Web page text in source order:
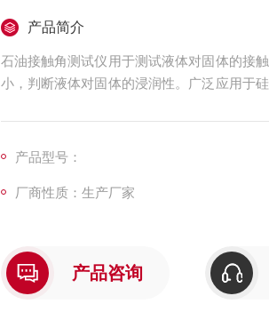
产品简介
石油接触角测试仪用于测试液体对固体的接
小，判断液体对固体的浸润性。广泛应用于
产品型号：
厂商性质：生产厂家
产品咨询